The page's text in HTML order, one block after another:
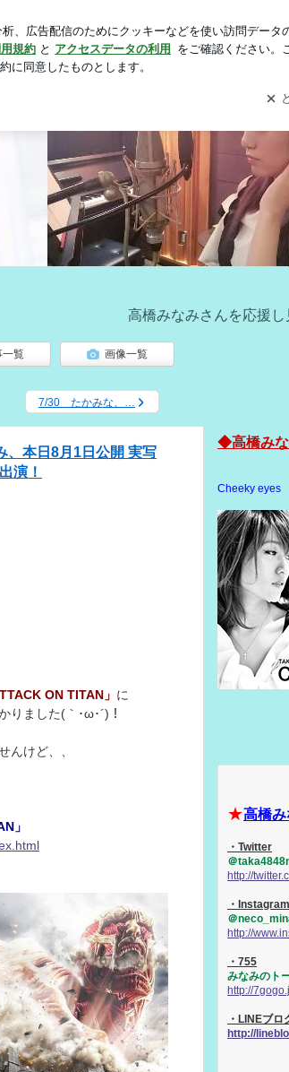
未定
高橋みなみさんを応援し
一覧 画像一覧
7/30 たかみな、…
本日8月1日公開 実写
演！
ON TITAN」 に
りました(｀･ω･´)！
んけど、、
」
◆高橋み
Cheeky eyes
★高橋
・Twitter
＠
http://
・Instagram
＠
http://
・755
みなみのト
http://
・LINEブロ
http://